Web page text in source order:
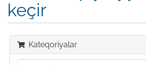
keçir
Kateqoriyalar